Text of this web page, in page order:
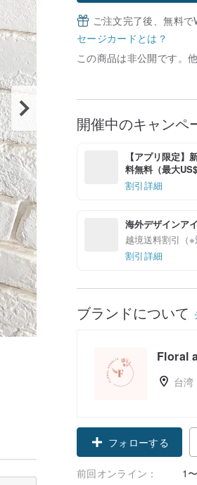
ご注文完了後、無料
セージカードとは？
この商品は非公開です。
開催中のキャンペ
【アプリ限定
料無料（最大
割引詳細
海外デザインア
越境送料割引（※
割引詳細
ブランドについて
Floral
台湾
フォローする
前回オンライン：
1